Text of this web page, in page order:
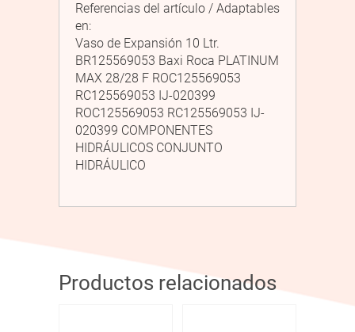
Referencias del artículo / Adaptables
en:
Vaso de Expansión 10 Ltr.
BR125569053 Baxi Roca PLATINUM
MAX 28/28 F ROC125569053
RC125569053 IJ-020399
ROC125569053 RC125569053 IJ-
020399 COMPONENTES
HIDRÁULICOS CONJUNTO
HIDRÁULICO
Productos relacionados